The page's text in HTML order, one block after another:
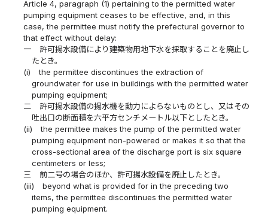
Article 4, paragraph (1) pertaining to the permitted water
pumping equipment ceases to be effective, and, in this
case, the permittee must notify the prefectural governor to
that effect without delay:
一
許可揚水設備により建築物用地下水を採取することを廃止し
たとき。
(i)
the permittee discontinues the extraction of
groundwater for use in buildings with the permitted water
pumping equipment;
二
許可揚水設備の揚水機を動力によらないものとし、又はその
吐出口の断面積を六平方センチメートル以下としたとき。
(ii)
the permittee makes the pump of the permitted water
pumping equipment non-powered or makes it so that the
cross-sectional area of the discharge port is six square
centimeters or less;
三
前二号の場合のほか、許可揚水設備を廃止したとき。
(iii)
beyond what is provided for in the preceding two
items, the permittee discontinues the permitted water
pumping equipment.